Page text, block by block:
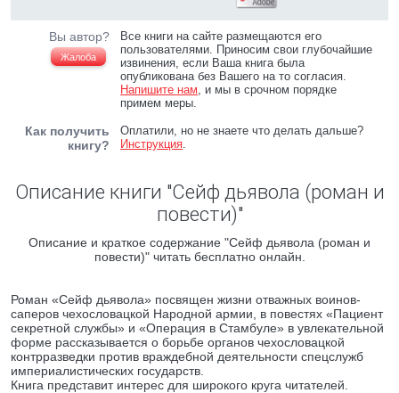
Вы автор?
Жалоба
Все книги на сайте размещаются его
пользователями. Приносим свои глубочайшие
извинения, если Ваша книга была
опубликована без Вашего на то согласия.
Напишите нам, и мы в срочном порядке
примем меры.
Как получить
книгу?
Оплатили, но не знаете что делать дальше?
Инструкция.
Описание книги "Сейф дьявола (роман и
повести)"
Описание и краткое содержание "Сейф дьявола (роман и
повести)" читать бесплатно онлайн.
Роман «Сейф дьявола» посвящен жизни отважных воинов-
саперов чехословацкой Народной армии, в повестях «Пациент
секретной службы» и «Операция в Стамбуле» в увлекательной
форме рассказывается о борьбе органов чехословацкой
контрразведки против враждебной деятельности спецслужб
империалистических государств.
Книга представит интерес для широкого круга читателей.